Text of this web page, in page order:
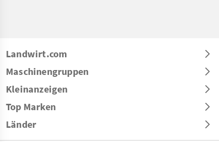
Landwirt.com
Maschinengruppen
Kleinanzeigen
Top Marken
Länder